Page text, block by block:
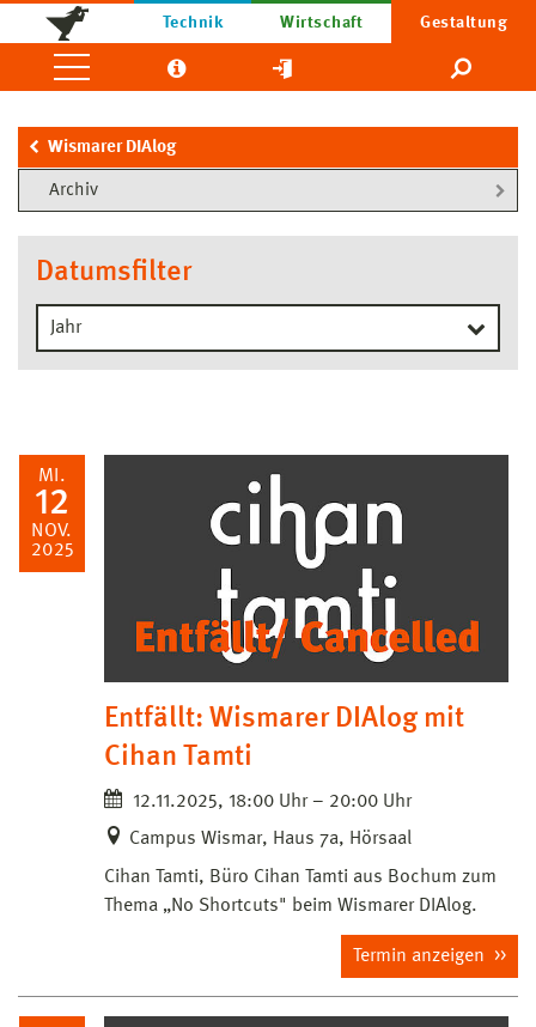
Technik Wirtschaft Gestaltung
Wismarer DIAlog
Archiv
Datumsfilter
MI.
12
NOV.
2025
Entfällt: Wismarer DIAlog mit
Cihan Tamti
12.11.2025, 18:00 Uhr – 20:00 Uhr
Campus Wismar, Haus 7a, Hörsaal
Cihan Tamti, Büro Cihan Tamti aus Bochum zum
Thema „No Shortcuts" beim Wismarer DIAlog.
Termin anzeigen